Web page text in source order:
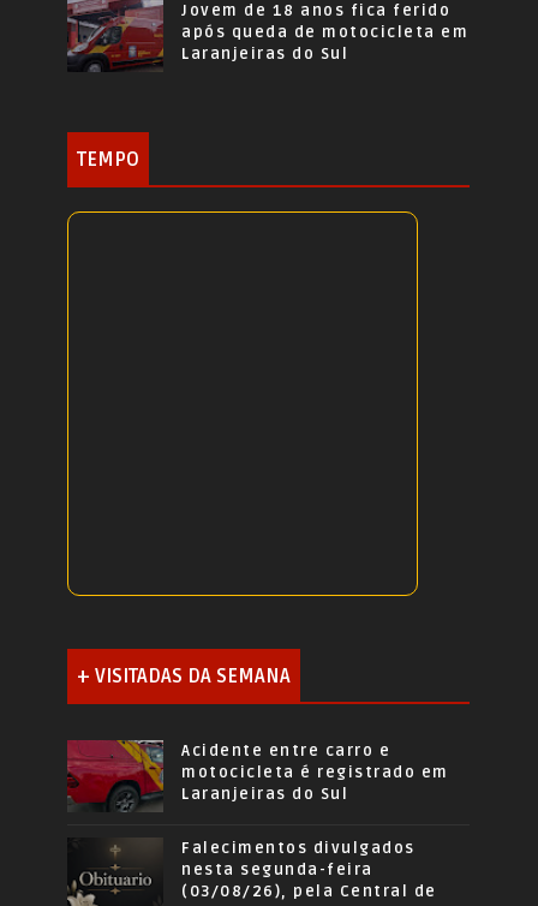
Jovem de 18 anos fica ferido
após queda de motocicleta em
Laranjeiras do Sul
TEMPO
+ VISITADAS DA SEMANA
Acidente entre carro e
motocicleta é registrado em
Laranjeiras do Sul
Falecimentos divulgados
nesta segunda-feira
(03/08/26), pela Central de